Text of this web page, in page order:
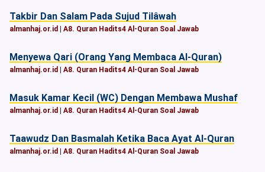
Takbir Dan Salam Pada Sujud Tilâwah
almanhaj.or.id A8. Quran Hadits4 Al-Quran Soal Jawab
Menyewa Qari (Orang Yang Membaca Al-Quran)
almanhaj.or.id A8. Quran Hadits4 Al-Quran Soal Jawab
Masuk Kamar Kecil (WC) Dengan Membawa Mushaf
almanhaj.or.id A8. Quran Hadits4 Al-Quran Soal Jawab
Taawudz Dan Basmalah Ketika Baca Ayat Al-Quran
almanhaj.or.id A8. Quran Hadits4 Al-Quran Soal Jawab